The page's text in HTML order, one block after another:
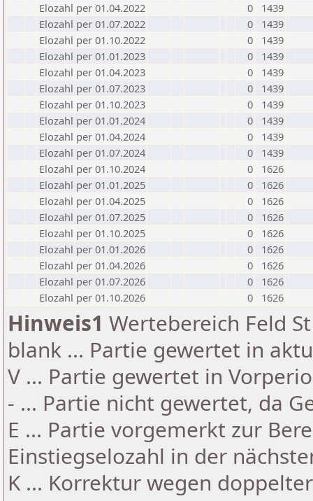
Elozahl per 01.04.2022
0
1439
Elozahl per 01.07.2022
0
1439
Elozahl per 01.10.2022
0
1439
Elozahl per 01.01.2023
0
1439
Elozahl per 01.04.2023
0
1439
Elozahl per 01.07.2023
0
1439
Elozahl per 01.10.2023
0
1439
Elozahl per 01.01.2024
0
1439
Elozahl per 01.04.2024
0
1439
Elozahl per 01.07.2024
0
1439
Elozahl per 01.10.2024
0
1626
Elozahl per 01.01.2025
0
1626
Elozahl per 01.04.2025
0
1626
Elozahl per 01.07.2025
0
1626
Elozahl per 01.10.2025
0
1626
Elozahl per 01.01.2026
0
1626
Elozahl per 01.04.2026
0
1626
Elozahl per 01.07.2026
0
1626
Elozahl per 01.10.2026
0 1626
Hinweis1 Wertebereich Feld
blank ... Partie gewertet in
V ... Partie gewertet in
- ... Partie nicht gewertet, da
E ... Partie vorgemerkt zur
Einstiegselozahl in der
K ... Korrektur wegen